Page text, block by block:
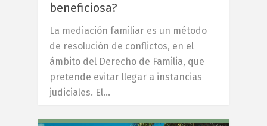
beneficiosa?
La mediación familiar es un método
de resolución de conflictos, en el
ámbito del Derecho de Familia, que
pretende evitar llegar a instancias
judiciales. El…